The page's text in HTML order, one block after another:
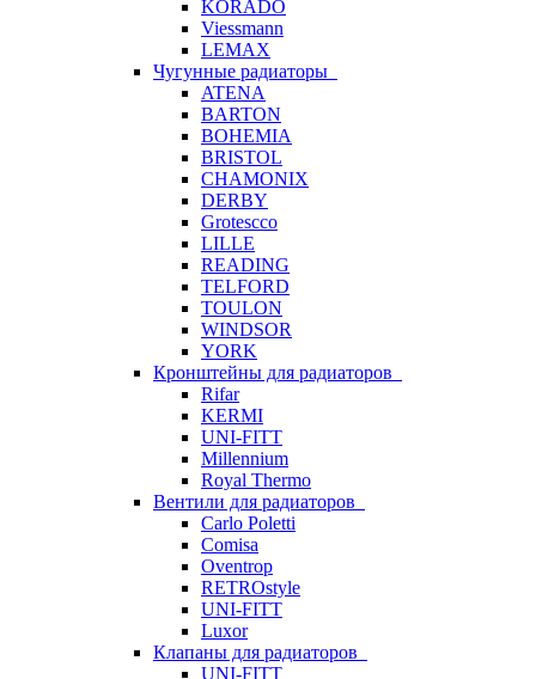
KORADO
Viessmann
LEMAX
Чугунные радиаторы
ATENA
BARTON
BOHEMIA
BRISTOL
CHAMONIX
DERBY
Grotescco
LILLE
READING
TELFORD
TOULON
WINDSOR
YORK
Кронштейны для радиаторов
Rifar
KERMI
UNI-FITT
Millennium
Royal Thermo
Вентили для радиаторов
Carlo Poletti
Comisa
Oventrop
RETROstyle
UNI-FITT
Luxor
Клапаны для радиаторов
UNI-FITT